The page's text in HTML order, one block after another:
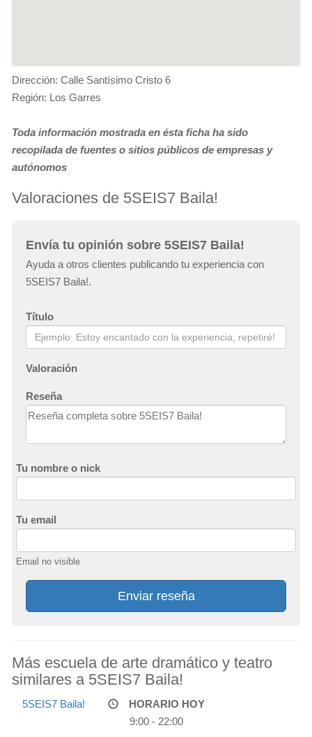
Dirección: Calle Santísimo Cristo 6
Región: Los Garres
Toda información mostrada en ésta ficha ha sido
recopilada de fuentes o sitios públicos de empresas y
autónomos
Valoraciones de 5SEIS7 Baila!
Envía tu opinión sobre 5SEIS7 Baila!
Ayuda a otros clientes publicando tu experiencia con
5SEIS7 Baila!.
Título
Valoración
Reseña
Tu nombre o nick
Tu email
Email no visible
Enviar reseña
Más escuela de arte dramático y teatro
similares a 5SEIS7 Baila!
5SEIS7 Baila!
HORARIO HOY
9:00 - 22:00